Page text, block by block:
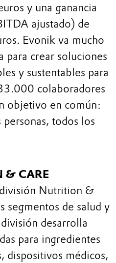
y una ganancia
ajustado) de
Evonik va mucho
para crear soluciones
y sustentables para
colaboradores
objetivo en común:
todos los
& CARE
Nutrition &
segmentos de salud y
desarrolla
para ingredientes
dispositivos médicos,